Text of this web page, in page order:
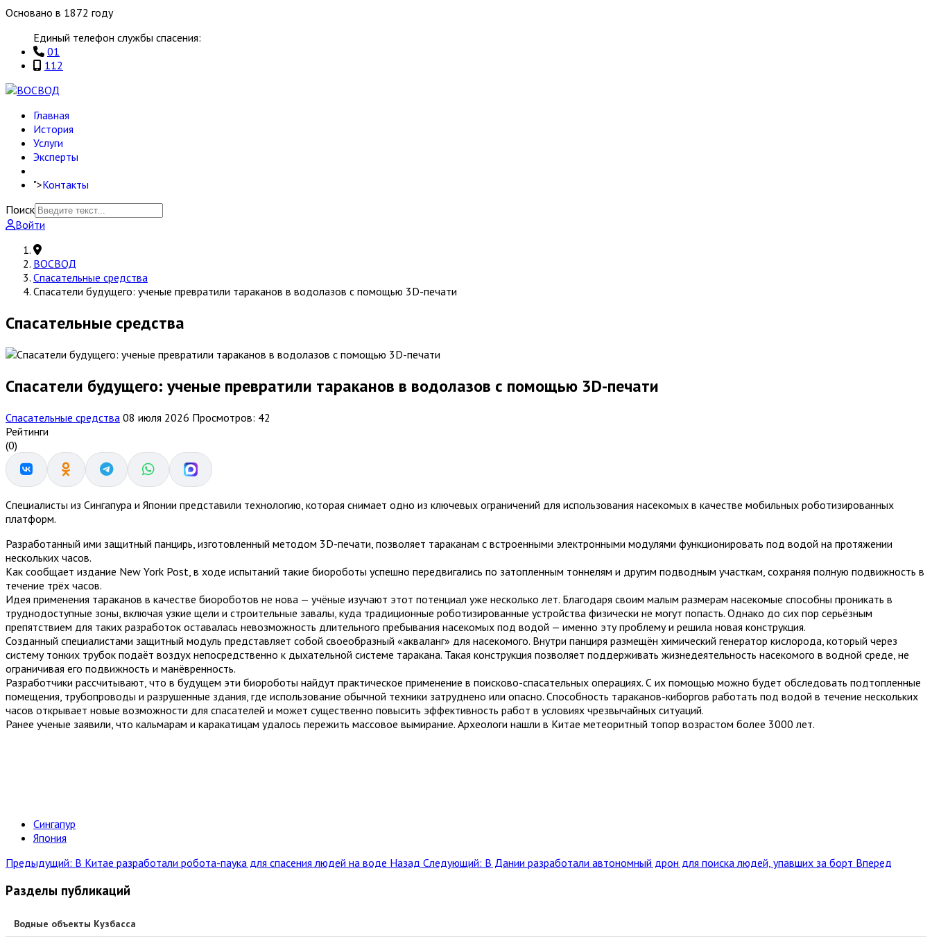
Основано в 1872 году
Единый телефон службы спасения:
01
112
Главная
История
Услуги
Эксперты
">Контакты
Поиск
Войти
ВОСВОД
Спасательные средства
Спасатели будущего: ученые превратили тараканов в водолазов с помощью 3D-печати
Спасательные средства
Спасатели будущего: ученые превратили тараканов в водолазов с помощью 3D-печати
Спасательные средства 08 июля 2026 Просмотров: 42
Рейтинги
(0)
Специалисты из Сингапура и Японии представили технологию, которая снимает одно из ключевых ограничений для использования насекомых в качестве мобильных роботизированных
платформ.
Разработанный ими защитный панцирь, изготовленный методом 3D-печати, позволяет тараканам с встроенными электронными модулями функционировать под водой на протяжении
нескольких часов.
Как сообщает издание New York Post, в ходе испытаний такие биороботы успешно передвигались по затопленным тоннелям и другим подводным участкам, сохраняя полную подвижность в
течение трёх часов.
Идея применения тараканов в качестве биороботов не нова — учёные изучают этот потенциал уже несколько лет. Благодаря своим малым размерам насекомые способны проникать в
труднодоступные зоны, включая узкие щели и строительные завалы, куда традиционные роботизированные устройства физически не могут попасть. Однако до сих пор серьёзным
препятствием для таких разработок оставалась невозможность длительного пребывания насекомых под водой — именно эту проблему и решила новая конструкция.
Созданный специалистами защитный модуль представляет собой своеобразный «акваланг» для насекомого. Внутри панциря размещён химический генератор кислорода, который через
систему тонких трубок подаёт воздух непосредственно к дыхательной системе таракана. Такая конструкция позволяет поддерживать жизнедеятельность насекомого в водной среде, не
ограничивая его подвижность и манёвренность.
Разработчики рассчитывают, что в будущем эти биороботы найдут практическое применение в поисково-спасательных операциях. С их помощью можно будет обследовать подтопленные
помещения, трубопроводы и разрушенные здания, где использование обычной техники затруднено или опасно. Способность тараканов-киборгов работать под водой в течение нескольких
часов открывает новые возможности для спасателей и может существенно повысить эффективность работ в условиях чрезвычайных ситуаций.
Ранее ученые заявили, что кальмарам и каракатицам удалось пережить массовое вымирание. Археологи нашли в Китае метеоритный топор возрастом более 3000 лет.
Сингапур
Япония
Предыдущий: В Китае разработали робота-паука для спасения людей на воде Назад Следующий: В Дании разработали автономный дрон для поиска людей, упавших за борт Вперед
Разделы публикаций
Водные объекты Кузбасса